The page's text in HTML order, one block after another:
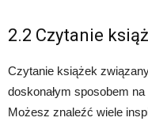
2.2 Czytanie
Czytanie książek
doskonałym sposobem
Możesz znaleźć wiele